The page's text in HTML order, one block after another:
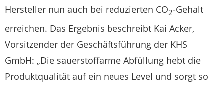
Hersteller nun auch bei reduzierten CO2-Gehalt
erreichen. Das Ergebnis beschreibt Kai Acker,
Vorsitzender der Geschäftsführung der KHS
GmbH: „Die sauerstoffarme Abfüllung hebt die
Produktqualität auf ein neues Level und sorgt so